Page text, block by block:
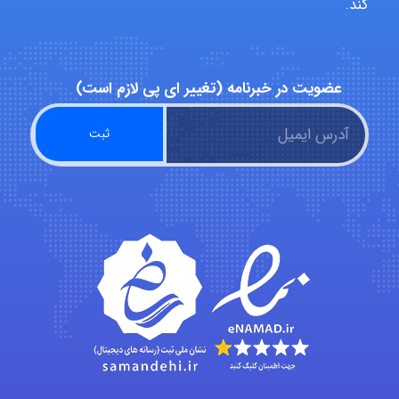
Kati
emami
ehtesham
Iman Hosseini
عضویت در خبرنامه (تغییر ای پی لازم است)